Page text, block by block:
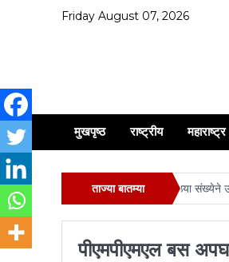
Friday August 07, 2026
मुखपृष्ठ राष्ट्रीय महाराष्ट्र
ताज्या बातम्या
रथ यात्रा व मिरवणूक सोहळ्यास मोठ्या संख्येने उपस्थित
पीएमपीएमएल बस